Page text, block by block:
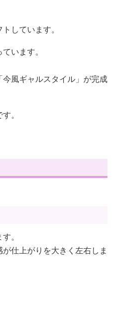
しています。
います。
風ギャルスタイル」が完成
。
。
仕上がりを大きく左右しま